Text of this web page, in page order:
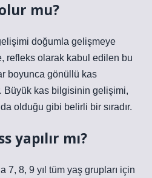
mu?
doğumla gelişmeye
refleks olarak kabul edilen bu
boyunca gönüllü kas
Büyük kas bilgisinin gelişimi,
olduğu gibi belirli bir sıradır.
yapılır mı?
7, 8, 9 yıl tüm yaş grupları için